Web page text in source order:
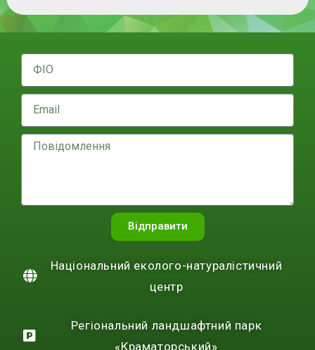
Відправити
Національний еколого-натуралістичний
центр
Регіональний ландшафтний парк
«Краматорський»